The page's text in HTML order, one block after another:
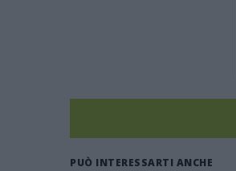
PUÒ INTERESSARTI ANCHE